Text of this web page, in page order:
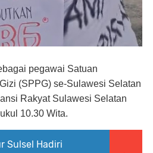
pegawai Satuan
(SPPG) se-Sulawesi Selatan
Rakyat Sulawesi Selatan
10.30 Wita.
Sulsel Hadiri